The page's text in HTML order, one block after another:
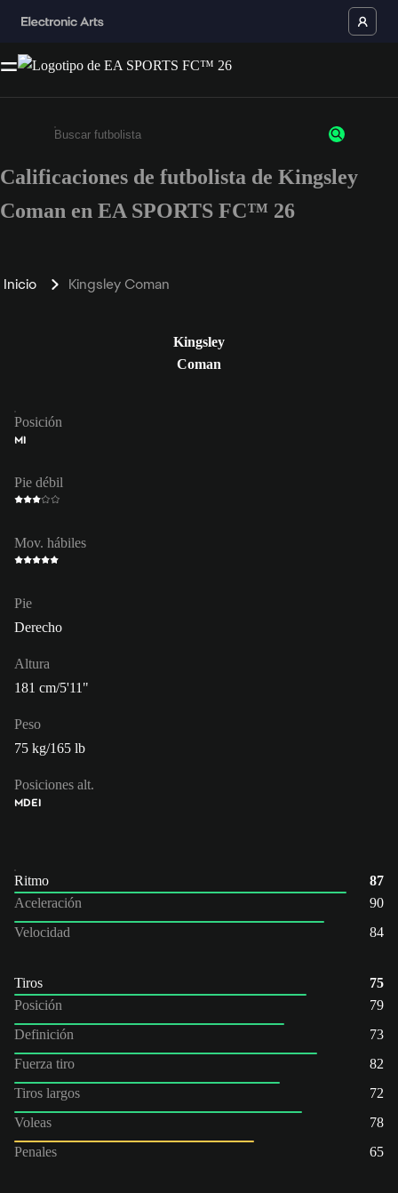
Ingresa un mínimo de 3 caracteres o números
Calificaciones de futbolista de Kingsley
Coman en EA SPORTS FC™ 26
Inicio Kingsley Coman
Kingsley
Coman
Posición
MI
Pie débil
Mov. hábiles
Pie
Derecho
Altura
181 cm/5'11"
Peso
75 kg/165 lb
Posiciones alt.
MDEI
Ritmo
87
Aceleración
90
Velocidad
84
Tiros
75
Posición
79
Definición
73
Fuerza tiro
82
Tiros largos
72
Voleas
78
Penales
65